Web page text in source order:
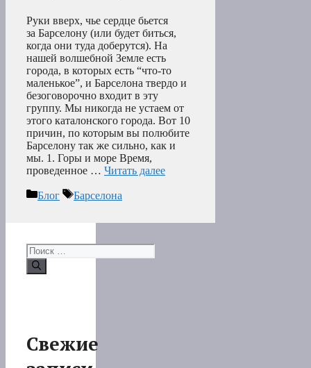
Руки вверх, чье сердце бьется
за Барселону (или будет биться,
когда они туда доберутся). На
нашей волшебной Земле есть
города, в которых есть “что-то
маленькое”, и Барселона твердо и
безоговорочно входит в эту
группу. Мы никогда не устаем от
этого каталонского города. Вот 10
причин, по которым вы полюбите
Барселону так же сильно, как и
мы. 1. Горы и море Время,
проведенное … Читать далее
Рубрики
Блог Метки
Барселона
Поиск:
Свежие